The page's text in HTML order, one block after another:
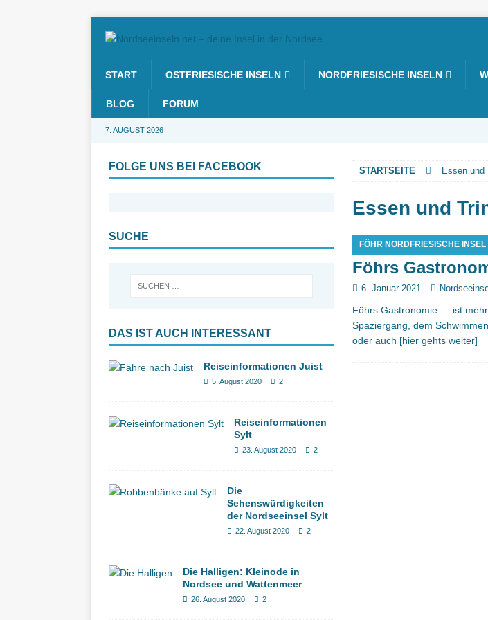
START OSTFRIESISCHE INSELN NORDFRIESISCHE INSELN
BLOG FORUM
7. AUGUST 2026
STARTSEITE Essen und
Essen und
FÖHR NORDFRIESISCHE
Föhrs
6. Januar 2021
Föhrs Gastronomie … ist
Spaziergang, dem
oder auch [hier gehts weiter]
FOLGE UNS BEI FACEBOOK
SUCHE
DAS IST AUCH INTERESSANT
Reiseinformationen Juist
5. August 2020 2
Reiseinformationen
Sylt
23. August 2020 2
Die
Sehenswürdigkeiten
der Nordseeinsel Sylt
22. August 2020 2
Die Halligen: Kleinode in
Nordsee und Wattenmeer
26. August 2020 2